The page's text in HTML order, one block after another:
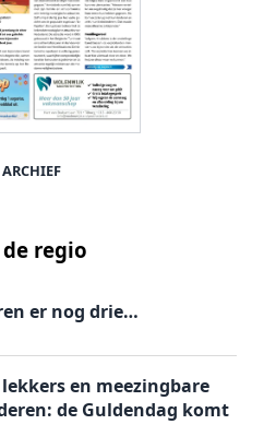
ARCHIEF
regio
er nog drie…
en meezingbare
de Guldendag komt